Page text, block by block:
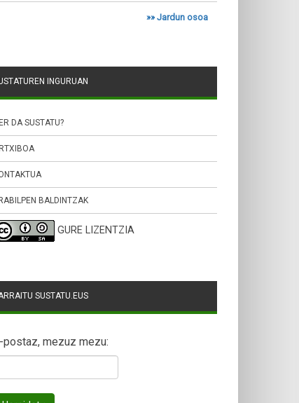
»»Jardun osoa
INGURUAN
DA SUSTATU?
BALDINTZAK
GURE LIZENTZIA
SUSTATU.EUS
postaz, mezuz mezu: